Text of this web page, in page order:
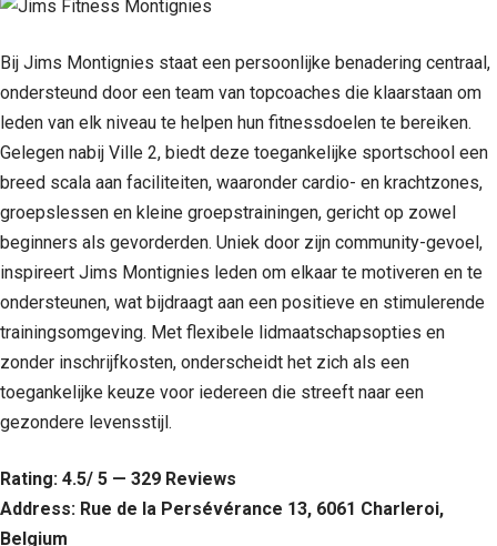
Bij Jims Montignies staat een persoonlijke benadering centraal,
ondersteund door een team van topcoaches die klaarstaan om
leden van elk niveau te helpen hun fitnessdoelen te bereiken.
Gelegen nabij Ville 2, biedt deze toegankelijke sportschool een
breed scala aan faciliteiten, waaronder cardio- en krachtzones,
groepslessen en kleine groepstrainingen, gericht op zowel
beginners als gevorderden. Uniek door zijn community-gevoel,
inspireert Jims Montignies leden om elkaar te motiveren en te
ondersteunen, wat bijdraagt aan een positieve en stimulerende
trainingsomgeving. Met flexibele lidmaatschapsopties en
zonder inschrijfkosten, onderscheidt het zich als een
toegankelijke keuze voor iedereen die streeft naar een
gezondere levensstijl.
Rating: 4.5/ 5 — 329 Reviews
Address: Rue de la Persévérance 13, 6061 Charleroi,
Belgium